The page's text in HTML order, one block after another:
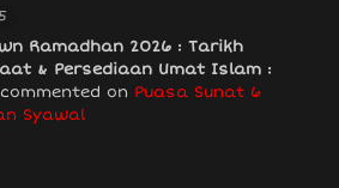
Ramadhan 2026 : Tarikh
& Persediaan Umat Islam :
commented on Puasa Sunat 6
Syawal